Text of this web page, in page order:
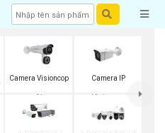
Camera Visioncop
Al
Camera IP
Visioncop